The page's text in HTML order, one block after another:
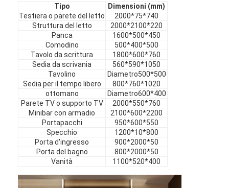
Arredamento per appartamenti
Arredamento per club commerciali
Mobili per sala da pranzo
Mobili per ufficio
Arredamento fisso
Mobile imbottito
Tipo
Dimensioni (mm)
Testiera o parete del letto
2000*75*740
Struttura del letto
2000*2100*220
Panca
1600*500*450
Comodino
500*400*500
Tavolo da scrittura
1800*600*760
Sedia da scrivania
560*590*1050
Tavolino
Diametro500*500
Sedia per il tempo libero
800*760*1020
ottomano
Diametro600*400
Parete TV o supporto TV
2000*550*760
Minibar con armadio
2100*600*2200
Portapacchi
950*600*550
Specchio
1200*10*800
Porta d'ingresso
900*2000*50
Porta del bagno
800*2000*50
Vanità
1100*520*400